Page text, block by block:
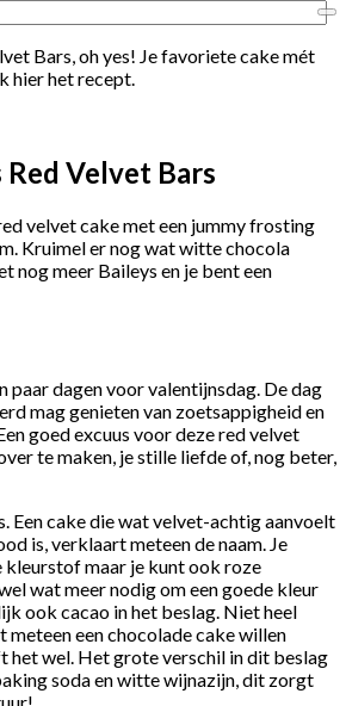
Bars, oh yes! Je favoriete cake mét
hier het recept.
Velvet Bars
velvet cake met een jummy frosting
Kruimel er nog wat witte chocola
nog meer Baileys en je bent een
paar dagen voor valentijnsdag. De dag
mag genieten van zoetsappigheid en
goed excuus voor deze red velvet
te maken, je stille liefde of, nog beter,
Een cake die wat velvet-achtig aanvoelt
is, verklaart meteen de naam. Je
maar je kunt ook roze
wat meer nodig om een goede kleur
ook cacao in het beslag. Niet heel
meteen een chocolade cake willen
het wel. Het grote verschil in dit beslag
soda en witte wijnazijn, dit zorgt